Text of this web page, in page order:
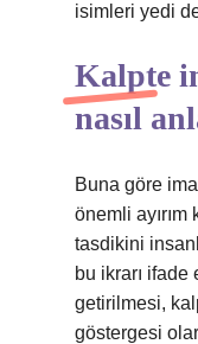
isimleri yedi
Kalpte
nasıl
Buna göre
önemli
tasdikini
bu ikrarı
getirilmesi,
göstergesi